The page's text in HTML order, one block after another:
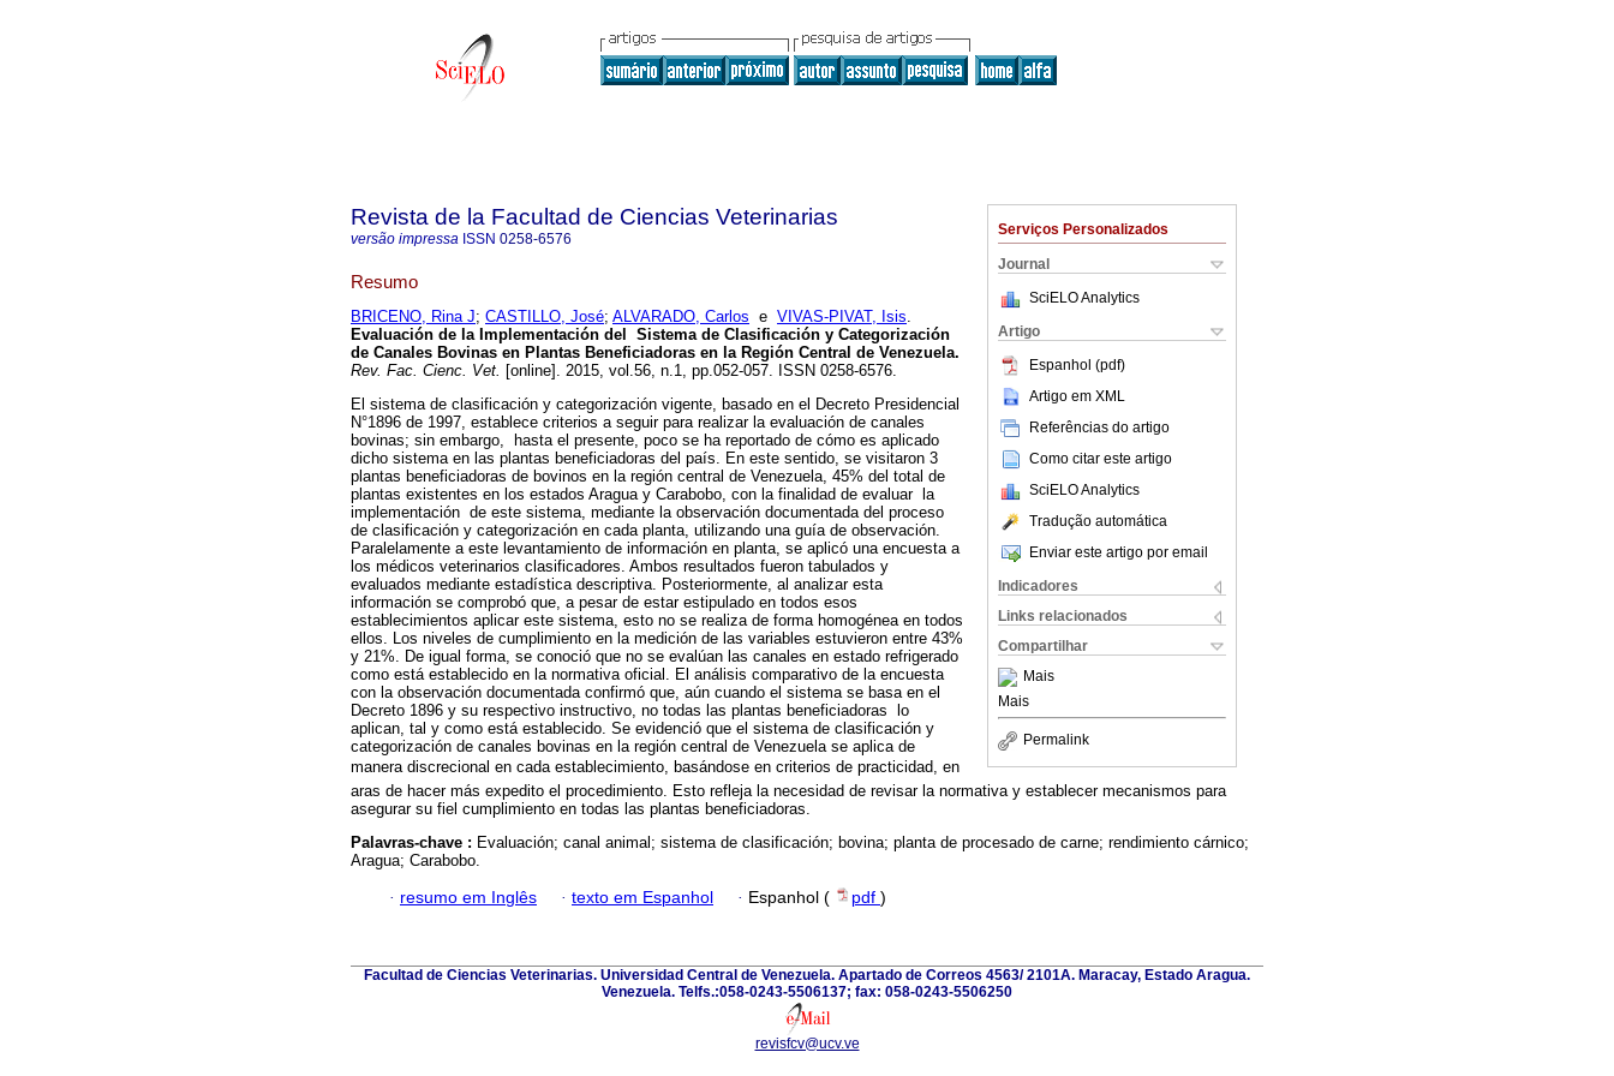
Serviços Personalizados
Journal
SciELO Analytics
Artigo
Espanhol (pdf)
Artigo em XML
Referências do artigo
Como citar este artigo
SciELO Analytics
Tradução automática
Enviar este artigo por email
Indicadores
Links relacionados
Compartilhar
Mais
Mais
Permalink
Revista de la Facultad de Ciencias Veterinarias
versão impressa ISSN 0258-6576
Resumo
BRICENO, Rina J; CASTILLO, José; ALVARADO, Carlos e VIVAS-PIVAT, Isis.
Evaluación de la Implementación del Sistema de Clasificación y Categorización
de Canales Bovinas en Plantas Beneficiadoras en la Región Central de Venezuela.
Rev. Fac. Cienc. Vet. [online]. 2015, vol.56, n.1, pp.052-057. ISSN 0258-6576.
El sistema de clasificación y categorización vigente, basado en el Decreto Presidencial
N°1896 de 1997, establece criterios a seguir para realizar la evaluación de canales
bovinas; sin embargo, hasta el presente, poco se ha reportado de cómo es aplicado
dicho sistema en las plantas beneficiadoras del país. En este sentido, se visitaron 3
plantas beneficiadoras de bovinos en la región central de Venezuela, 45% del total de
plantas existentes en los estados Aragua y Carabobo, con la finalidad de evaluar la
implementación de este sistema, mediante la observación documentada del proceso
de clasificación y categorización en cada planta, utilizando una guía de observación.
Paralelamente a este levantamiento de información en planta, se aplicó una encuesta a
los médicos veterinarios clasificadores. Ambos resultados fueron tabulados y
evaluados mediante estadística descriptiva. Posteriormente, al analizar esta
información se comprobó que, a pesar de estar estipulado en todos esos
establecimientos aplicar este sistema, esto no se realiza de forma homogénea en todos
ellos. Los niveles de cumplimiento en la medición de las variables estuvieron entre 43%
y 21%. De igual forma, se conoció que no se evalúan las canales en estado refrigerado
como está establecido en la normativa oficial. El análisis comparativo de la encuesta
con la observación documentada confirmó que, aún cuando el sistema se basa en el
Decreto 1896 y su respectivo instructivo, no todas las plantas beneficiadoras lo
aplican, tal y como está establecido. Se evidenció que el sistema de clasificación y
categorización de canales bovinas en la región central de Venezuela se aplica de
manera discrecional en cada establecimiento, basándose en criterios de practicidad, en
aras de hacer más expedito el procedimiento. Esto refleja la necesidad de revisar la normativa y establecer mecanismos para
asegurar su fiel cumplimiento en todas las plantas beneficiadoras.
Palavras-chave : Evaluación; canal animal; sistema de clasificación; bovina; planta de procesado de carne; rendimiento cárnico;
Aragua; Carabobo.
· resumo em Inglês · texto em Espanhol · Espanhol ( pdf )
Facultad de Ciencias Veterinarias. Universidad Central de Venezuela. Apartado de Correos 4563/ 2101A. Maracay, Estado Aragua.
Venezuela. Telfs.:058-0243-5506137; fax: 058-0243-5506250
revisfcv@ucv.ve